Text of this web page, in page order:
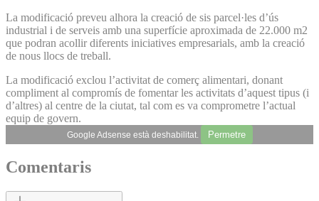
La modificació preveu alhora la creació de sis parcel·les d’ús
industrial i de serveis amb una superfície aproximada de 22.000 m2
que podran acollir diferents iniciatives empresarials, amb la creació
de nous llocs de treball.
La modificació exclou l’activitat de comerç alimentari, donant
compliment al compromís de fomentar les activitats d’aquest tipus (i
d’altres) al centre de la ciutat, tal com es va comprometre l’actual
equip de govern.
Google Adsense està deshabilitat. Permetre
Comentaris